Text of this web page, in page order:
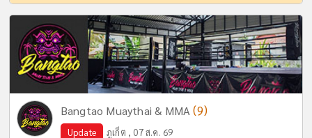
Bangtao Muaythai & MMA(9)
Update ภูเก็ต , 07 ส.ค. 69